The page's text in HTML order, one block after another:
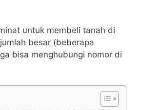
untuk membeli tanah di
besar (beberapa
bisa menghubungi nomor di